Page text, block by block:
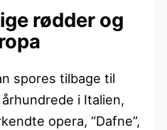
rødder og
spores tilbage til
i Italien,
opera, “Dafne”,